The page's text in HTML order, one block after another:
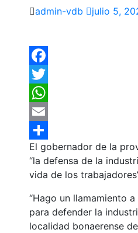
admin-vdb julio 5,
Facebook
Twitter
WhatsApp
Email
Compartir
El gobernador de la
“la defensa de la
vida de los
“Hago un llamamiento
para defender la
localidad bonaerense